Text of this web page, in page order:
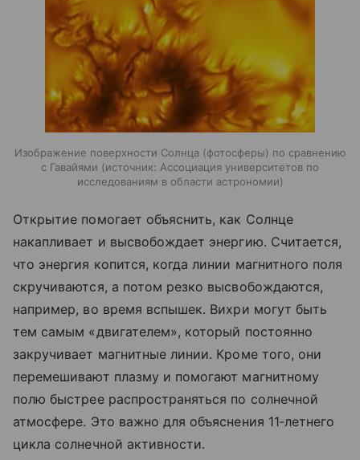
Изображение поверхности Солнца (фотосферы) по сравнению
с Гавайями
источник: Ассоциация университетов по
исследованиям в области астрономии
Открытие помогает объяснить, как Солнце
накапливает и высвобождает энергию. Считается,
что энергия копится, когда линии магнитного поля
скручиваются, а потом резко высвобождаются,
например, во время вспышек. Вихри могут быть
тем самым «двигателем», который постоянно
закручивает магнитные линии. Кроме того, они
перемешивают плазму и помогают магнитному
полю быстрее распространяться по солнечной
атмосфере. Это важно для объяснения 11‑летнего
цикла солнечной активности.